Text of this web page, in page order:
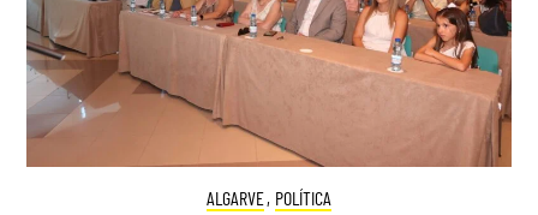
ALGARVE, POLÍTICA